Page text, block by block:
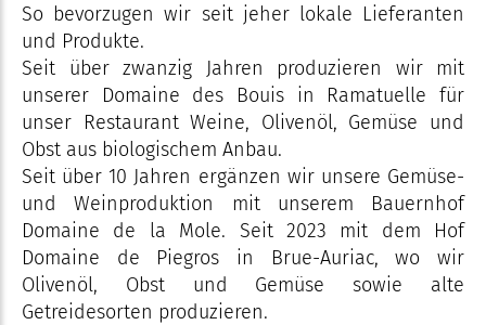
So bevorzugen wir seit jeher lokale Lieferanten
und Produkte.
Seit über zwanzig Jahren produzieren wir mit
unserer Domaine des Bouis in Ramatuelle für
unser Restaurant Weine, Olivenöl, Gemüse und
Obst aus biologischem Anbau.
Seit über 10 Jahren ergänzen wir unsere Gemüse-
und Weinproduktion mit unserem Bauernhof
Domaine de la Mole. Seit 2023 mit dem Hof
Domaine de Piegros in Brue-Auriac, wo wir
Olivenöl, Obst und Gemüse sowie alte
Getreidesorten produzieren.